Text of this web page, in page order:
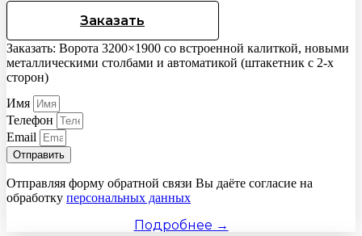
Заказать
Заказать: Ворота 3200×1900 со встроенной калиткой, новыми
металлическими столбами и автоматикой (штакетник с 2-х
сторон)
Имя
Телефон
Email
Отправить
Отправляя форму обратной связи Вы даёте согласие на
обработку персональных данных
Подробнее →